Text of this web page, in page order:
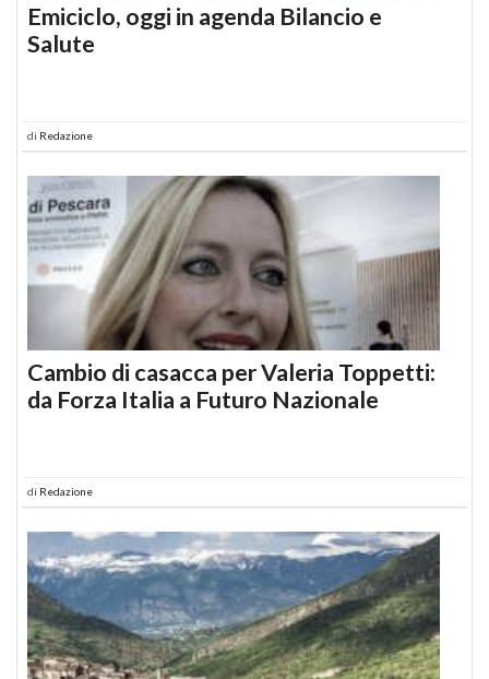
Emiciclo, oggi in agenda Bilancio e
Salute
di Redazione
Cambio di casacca per Valeria Toppetti:
da Forza Italia a Futuro Nazionale
di Redazione